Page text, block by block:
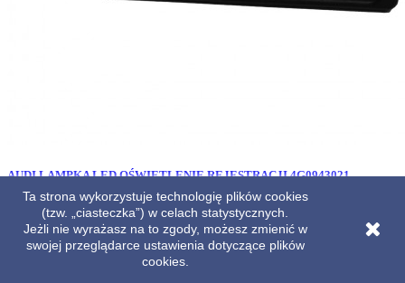
AUDI LAMPKA LED OŚWIETLENIE REJESTRACJI 4G0943021
4G0943021A FL TYLNEJ TABLICY REJESTRACYJNEJ 4G0943021
4G0943021A 4G0943021A
69,00 zł
Ta strona wykorzystuje technologię plików cookies
(tzw. „ciasteczka”) w celach statystycznych.
Jeżli nie wyrażasz na to zgody, możesz zmienić w
swojej przeglądarce ustawienia dotyczące plików
cookies.